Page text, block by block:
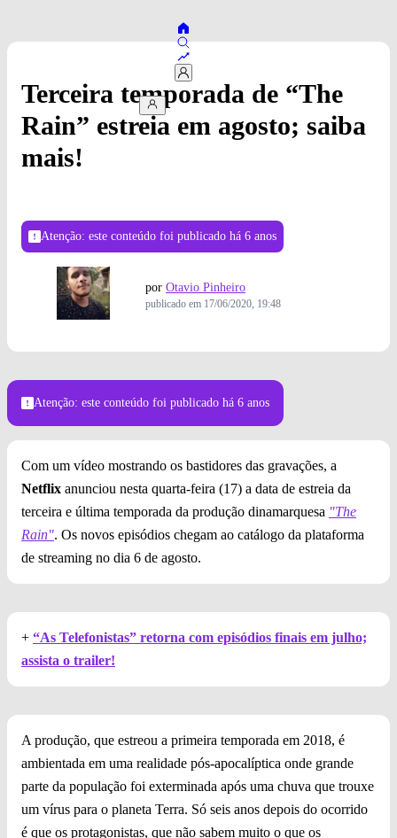
Terceira temporada de “The
Rain” estreia em agosto; saiba
mais!
Atenção: este conteúdo foi publicado há 6 anos
por Otavio Pinheiro
publicado em 17/06/2020, 19:48
Atenção: este conteúdo foi publicado há 6 anos
Com um vídeo mostrando os bastidores das gravações, a
Netflix anunciou nesta quarta-feira (17) a data de estreia da
terceira e última temporada da produção dinamarquesa "The
Rain". Os novos episódios chegam ao catálogo da plataforma
de streaming no dia 6 de agosto.
+ “As Telefonistas” retorna com episódios finais em julho;
assista o trailer!
A produção, que estreou a primeira temporada em 2018, é
ambientada em uma realidade pós-apocalíptica onde grande
parte da população foi exterminada após uma chuva que trouxe
um vírus para o planeta Terra. Só seis anos depois do ocorrido
é que os protagonistas, que não sabem muito o que os